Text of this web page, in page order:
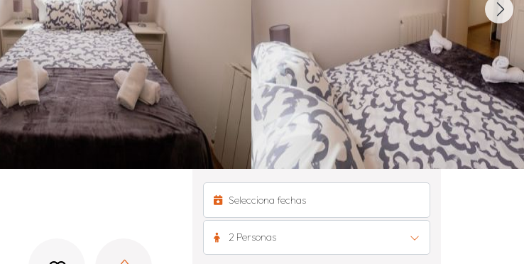
2 Personas